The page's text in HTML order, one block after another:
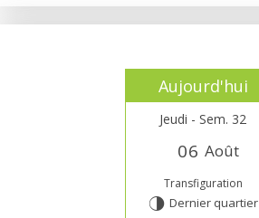
Aujourd'hui
Jeudi - Sem. 32
06 Août
Transfiguration
T Dernier quartier